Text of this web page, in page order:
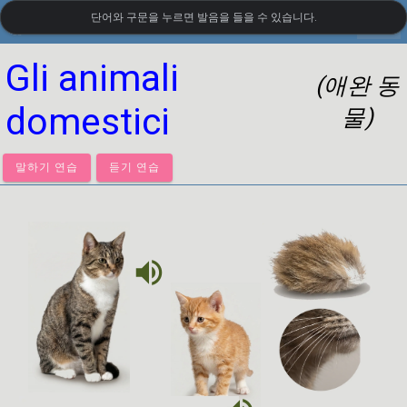
LanguageGuide.org•이탈리아어 시각 어휘
Gli animali
domestici
(애완 동
물)
말하기 연습 듣기 연습
단어와 구문을 누르면 발음을 들을 수 있습니다.
volume_up